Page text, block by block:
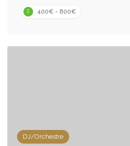
400€ - 800€
DJ/Orchestre